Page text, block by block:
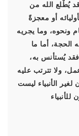
يُطْلع الله من
أو معجزةً
ونحوه، وما يجريه
الحجة، أما ما
يُستأنس به،
ولا تترتب عليه
الأنبياء ليست